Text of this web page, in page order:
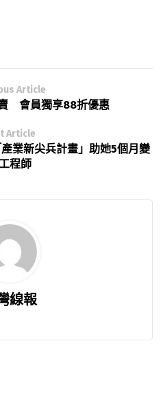
Article
會員獨享88折優惠
Article
業新尖兵計畫」助她5個月變
程師
線報